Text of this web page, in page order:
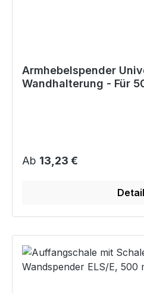
Armhebelspender
Wandhalterung - Für
Regulärer Preis:
Ab 13,23 €